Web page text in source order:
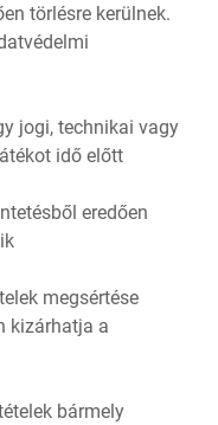
törlésre kerülnek.
jogi, technikai vagy
idő előtt
eredően
megsértése
kizárhatja a
bármely